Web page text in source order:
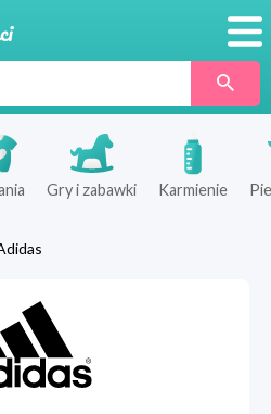
SklepyGry i zabawki Karmienie